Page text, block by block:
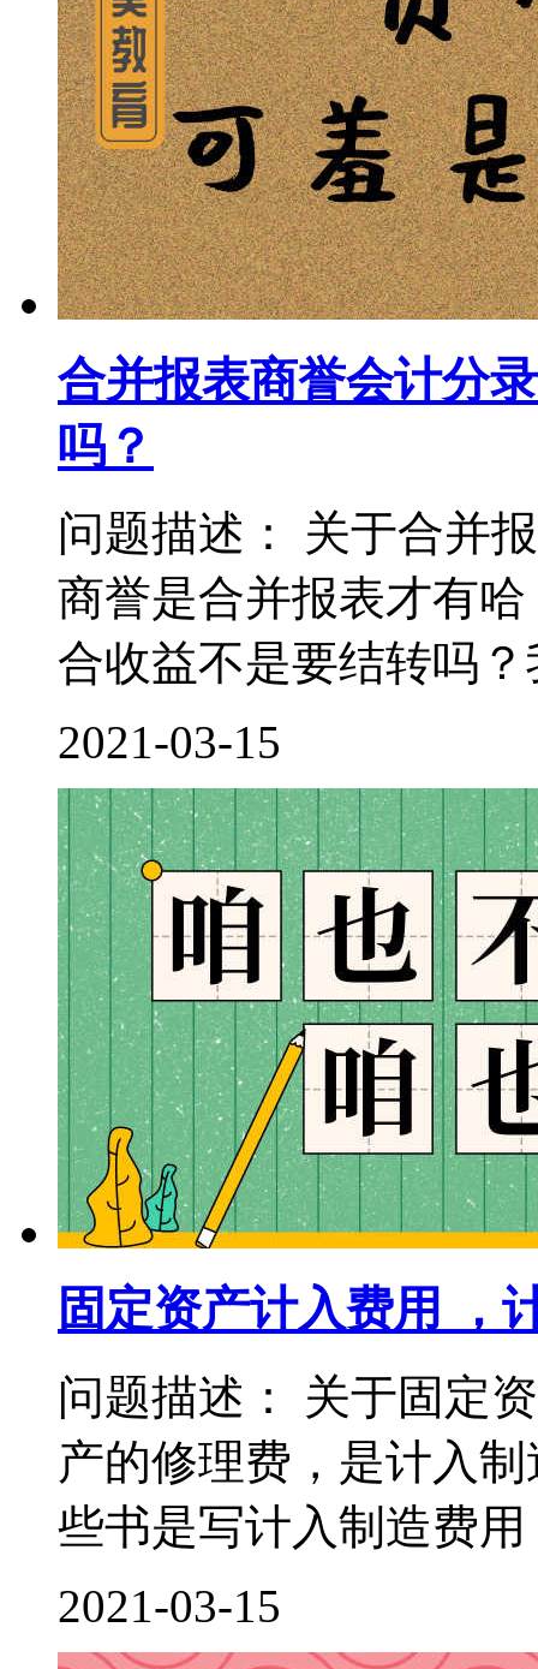
合并报表商誉会计分
吗？
问题描述： 关于合并
商誉是合并报表才有
合收益不是要结转吗
2021-03-15
固定资产计入费用 ，
问题描述： 关于固定
产的修理费，是计入
些书是写计入制造费
2021-03-15